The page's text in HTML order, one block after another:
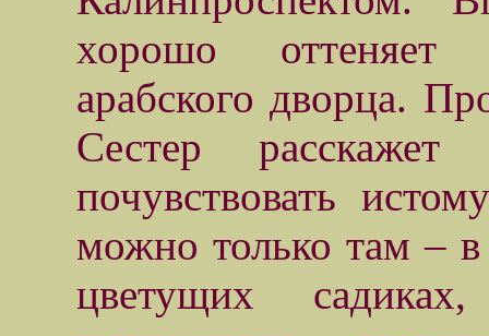
хорошо оттеняет
арабского дворца.
Сестер
почувствовать
можно только там –
цветущих